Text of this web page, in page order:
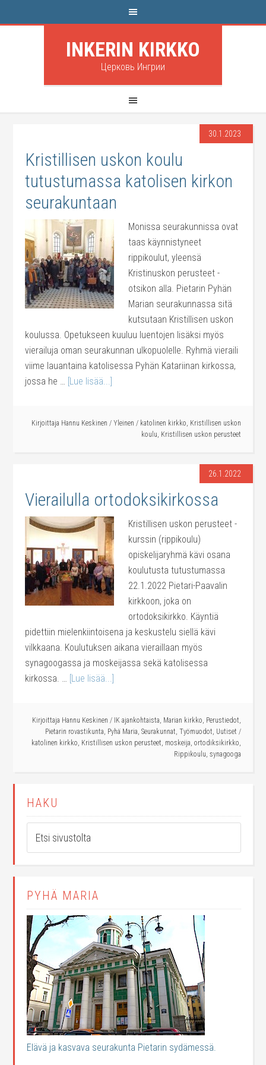
INKERIN KIRKKO
Церковь Ингрии
30.1.2023
Kristillisen uskon koulu
tutustumassa katolisen kirkon
seurakuntaan
Monissa seurakunnissa ovat
taas käynnistyneet
rippikoulut, yleensä
Kristinuskon perusteet -
otsikon alla. Pietarin Pyhän
Marian seurakunnassa sitä
kutsutaan Kristillisen uskon
koulussa. Opetukseen kuuluu luentojen lisäksi myös
vierailuja oman seurakunnan ulkopuolelle. Ryhmä vieraili
viime lauantaina katolisessa Pyhän Katariinan kirkossa,
jossa he … [Lue lisää...]
Kirjoittaja Hannu Keskinen / Yleinen / katolinen kirkko, Kristillisen uskon
koulu, Kristillisen uskon perusteet
26.1.2022
Vierailulla ortodoksikirkossa
Kristillisen uskon perusteet -
kurssin (rippikoulu)
opiskelijaryhmä kävi osana
koulutusta tutustumassa
22.1.2022 Pietari-Paavalin
kirkkoon, joka on
ortodoksikirkko. Käyntiä
pidettiin mielenkiintoisena ja keskustelu siellä kävi
vilkkaana. Koulutuksen aikana vieraillaan myös
synagoogassa ja moskeijassa sekä katolisessa
kirkossa. … [Lue lisää...]
Kirjoittaja Hannu Keskinen / IK ajankohtaista, Marian kirkko, Perustiedot,
Pietarin rovastikunta, Pyhä Maria, Seurakunnat, Työmuodot, Uutiset /
katolinen kirkko, Kristillisen uskon perusteet, moskeija, ortodiksikirkko,
Rippikoulu, synagooga
HAKU
PYHÄ MARIA
Elävä ja kasvava seurakunta Pietarin sydämessä.